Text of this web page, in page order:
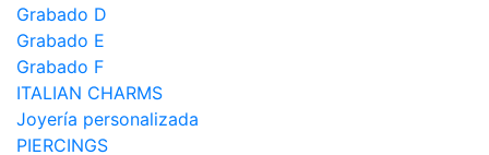
Grabado D
Grabado E
Grabado F
ITALIAN CHARMS
Joyería personalizada
PIERCINGS